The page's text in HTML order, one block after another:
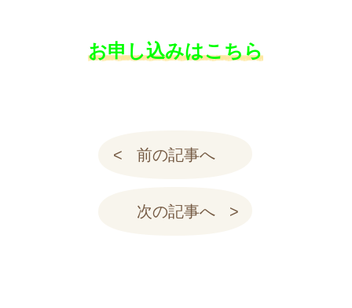
お申し込みはこちら
前の記事へ
次の記事へ